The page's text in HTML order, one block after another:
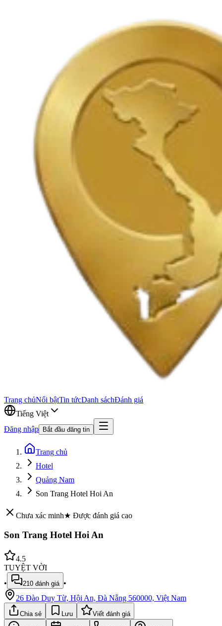
Trang chủNổi bậtTin tứcDanh sáchĐánh giá
Tiếng Việt
Đăng nhập
Bắt đầu đăng tin
Trang chủ
Hotel
Quảng Nam
Son Trang Hotel Hoi An
Chưa xác minh★ Được đánh giá cao
Son Trang Hotel Hoi An
4.5
TUYỆT VỜI
•
210 đánh giá •
26 Đào Duy Từ, Hội An, Đà Nẵng 560000, Việt Nam
Chia sẻ Lưu Viết đánh giá